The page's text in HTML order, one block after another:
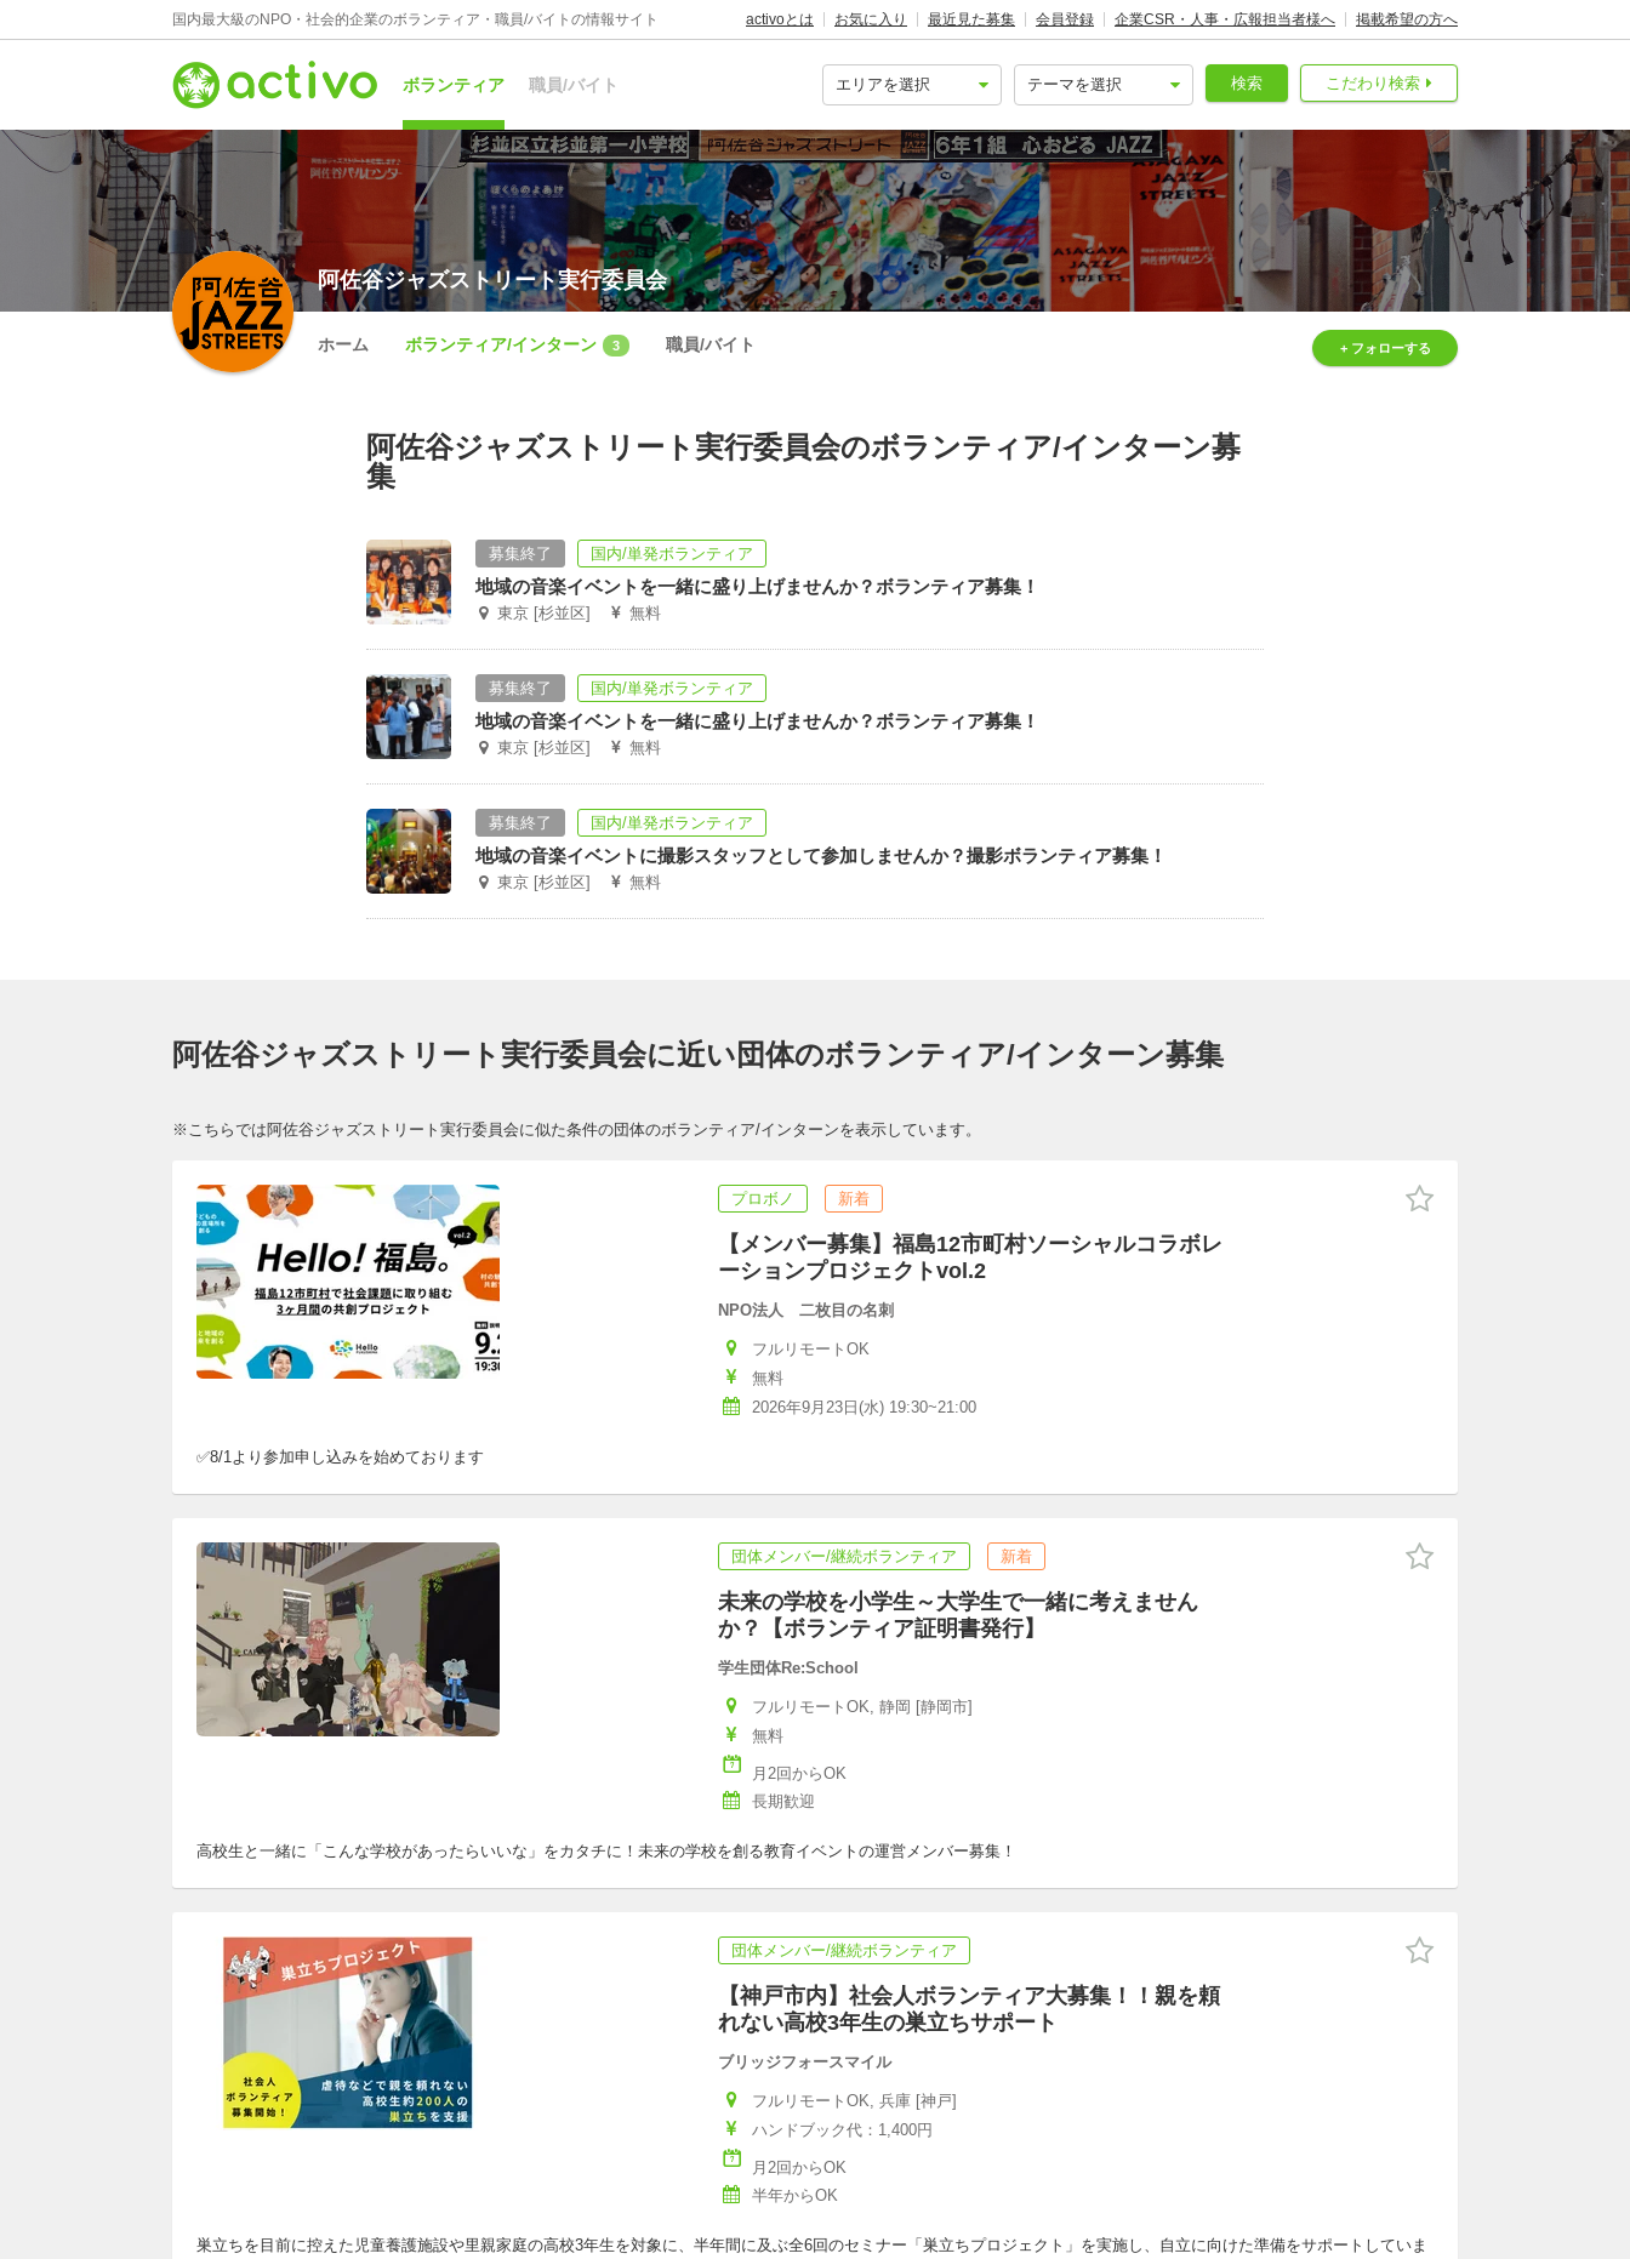
国内最大級のNPO・社会的企業のボランティア・職員/バイトの情報サイト activoとは お気に入り 最近見た募集 会員登録 企業CSR・人事・広報担当者様へ 掲載希望の方へ
ボランティア 職員/バイト こだわり検索
検索
阿佐谷ジャズストリート実行委員会
ホーム ボランティア/インターン 3 職員/バイト + フォローする
阿佐谷ジャズストリート実行委員会のボランティア/インターン募
集
募集終了 国内/単発ボランティア
地域の音楽イベントを一緒に盛り上げませんか？ボランティア募集！
東京 [杉並区] 無料
募集終了 国内/単発ボランティア
地域の音楽イベントを一緒に盛り上げませんか？ボランティア募集！
東京 [杉並区] 無料
募集終了 国内/単発ボランティア
地域の音楽イベントに撮影スタッフとして参加しませんか？撮影ボランティア募集！
東京 [杉並区] 無料
阿佐谷ジャズストリート実行委員会に近い団体のボランティア/インターン募集
※こちらでは阿佐谷ジャズストリート実行委員会に似た条件の団体のボランティア/インターンを表示しています。
プロボノ 新着
【メンバー募集】福島12市町村ソーシャルコラボレ
ーションプロジェクトvol.2
NPO法人 二枚目の名刺
フルリモートOK
無料
2026年9月23日(水) 19:30~21:00
✅8/1より参加申し込みを始めております
団体メンバー/継続ボランティア 新着
未来の学校を小学生～大学生で一緒に考えません
か？【ボランティア証明書発行】
学生団体Re:School
フルリモートOK, 静岡 [静岡市]
無料
月2回からOK
長期歓迎
高校生と一緒に「こんな学校があったらいいな」をカタチに！未来の学校を創る教育イベントの運営メンバー募集！
団体メンバー/継続ボランティア
【神戸市内】社会人ボランティア大募集！！親を頼
れない高校3年生の巣立ちサポート
ブリッジフォースマイル
フルリモートOK, 兵庫 [神戸]
ハンドブック代：1,400円
月2回からOK
半年からOK
巣立ちを目前に控えた児童養護施設や里親家庭の高校3年生を対象に、半年間に及ぶ全6回のセミナー「巣立ちプロジェクト」を実施し、自立に向けた準備をサポートしていま